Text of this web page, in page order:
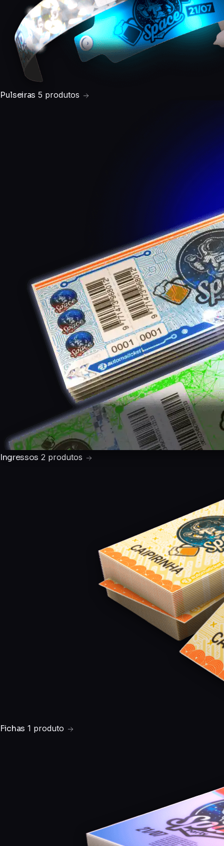
Pulseiras 5 produtos
Ingressos 2 produtos
Fichas 1 produto